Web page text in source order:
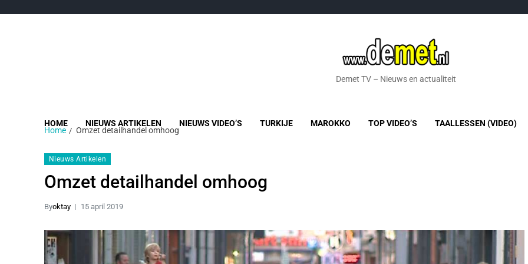
Demet TV – Nieuws en actualiteit
HOME NIEUWS ARTIKELEN NIEUWS VIDEO’S TURKIJE MAROKKO TOP VIDEO’S TAALLESSEN (VIDEO)
Home Omzet detailhandel omhoog
Nieuws Artikelen
Omzet detailhandel omhoog
Byoktay 15 april 2019